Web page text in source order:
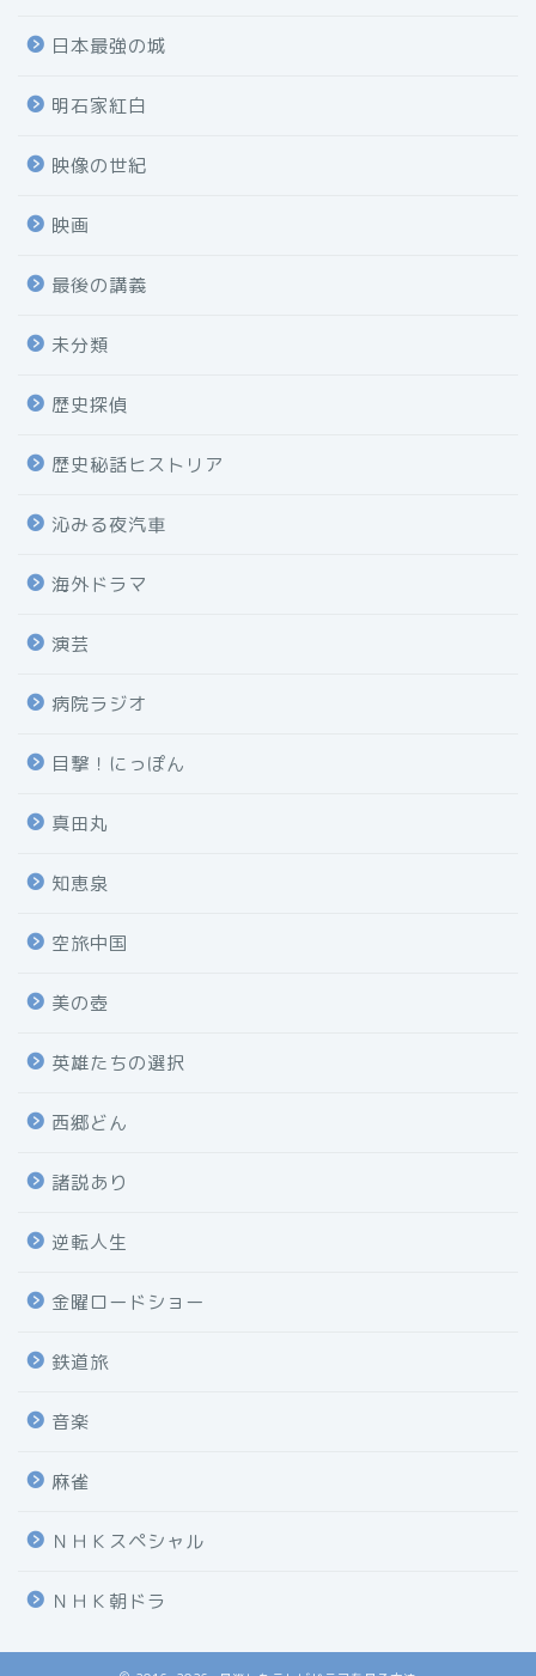
日本最強の城
明石家紅白
映像の世紀
映画
最後の講義
未分類
歴史探偵
歴史秘話ヒストリア
沁みる夜汽車
海外ドラマ
演芸
病院ラジオ
目撃！にっぽん
真田丸
知恵泉
空旅中国
美の壺
英雄たちの選択
西郷どん
諸説あり
逆転人生
金曜ロードショー
鉄道旅
音楽
麻雀
ＮＨＫスペシャル
ＮＨＫ朝ドラ